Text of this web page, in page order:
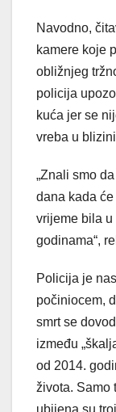
Navodno,
kamere koje
obližnjeg
policija
kuća jer se
vreba u
„Znali smo
dana kada
vrijeme bila
godinama“,
Policija je
počiniocem,
smrt se
između
od 2014.
života. Samo
ubijena su